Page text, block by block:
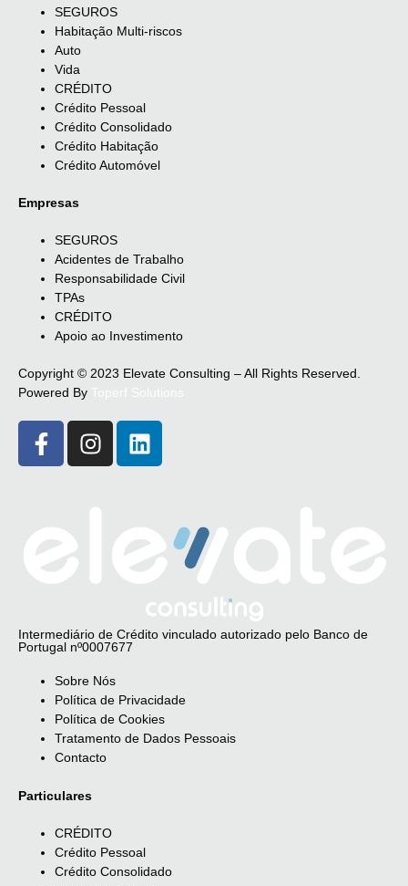
SEGUROS
Habitação Multi-riscos
Auto
Vida
CRÉDITO
Crédito Pessoal
Crédito Consolidado
Crédito Habitação
Crédito Automóvel
Empresas
SEGUROS
Acidentes de Trabalho
Responsabilidade Civil
TPAs
CRÉDITO
Apoio ao Investimento
Copyright © 2023 Elevate Consulting – All Rights Reserved.
Powered By
Intermediário de Crédito vinculado autorizado pelo Banco de
Portugal nº0007677
Sobre Nós
Política de Privacidade
Política de Cookies
Tratamento de Dados Pessoais
Contacto
Particulares
CRÉDITO
Crédito Pessoal
Crédito Consolidado